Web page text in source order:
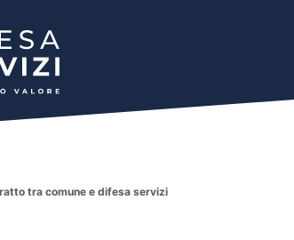
tra comune e difesa servizi